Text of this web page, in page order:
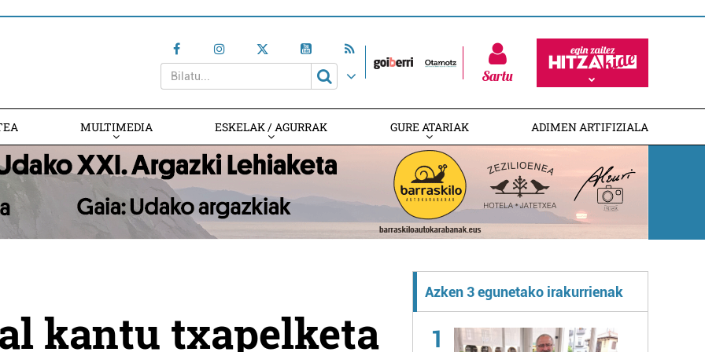
Sartu
MULTIMEDIA ESKELAK / AGURRAK GURE ATARIAK ADIMEN ARTIFIZIALA
kantu txapelketa
Azken 3 egunetako irakurrienak
1